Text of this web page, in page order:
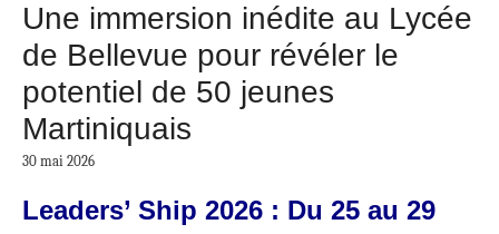
Une immersion inédite au Lycée
de Bellevue pour révéler le
potentiel de 50 jeunes
Martiniquais
30 mai 2026
Leaders’ Ship 2026 : Du 25 au 29